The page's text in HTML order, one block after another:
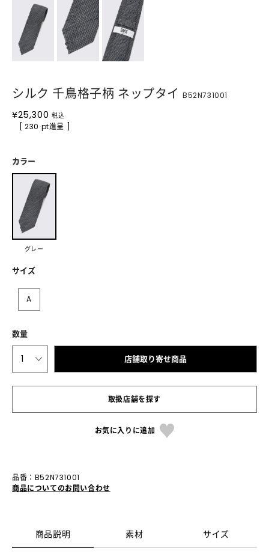
シルク 千鳥格子柄 ネップタイ B52N731001
¥25,300 税込
[ 230 pt進呈 ]
カラー
グレー
サイズ
A
数量
1 店舗取り寄せ商品
取扱店舗を探す
お気に入りに追加
品番：B52N731001
商品についてのお問い合わせ
商品説明 素材 サイズ